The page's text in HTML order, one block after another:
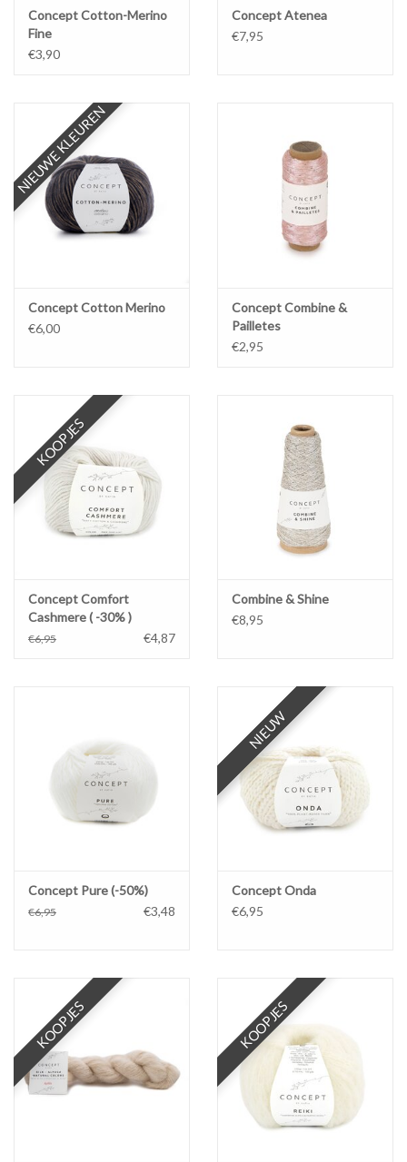
Concept Cotton-Merino
Fine
€3,90
Concept Atenea
€7,95
NIEUWE KLEUREN
Concept Cotton Merino
€6,00
Concept Combine &
Pailletes
€2,95
KOOPJES
Concept Comfort
Cashmere ( -30% )
€6,95 €4,87
Combine & Shine
€8,95
Concept Pure (-50%)
€6,95 €3,48
NIEUW
NIEUW
Concept Onda
€6,95
KOOPJES KOOPJES